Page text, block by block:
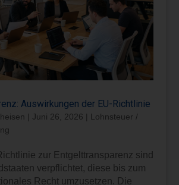
Auswirkungen der EU-Richtlinie
Juni 26, 2026
Lohnsteuer /
zur Entgelttransparenz sind
verpflichtet, diese bis zum
Recht umzusetzen. Die